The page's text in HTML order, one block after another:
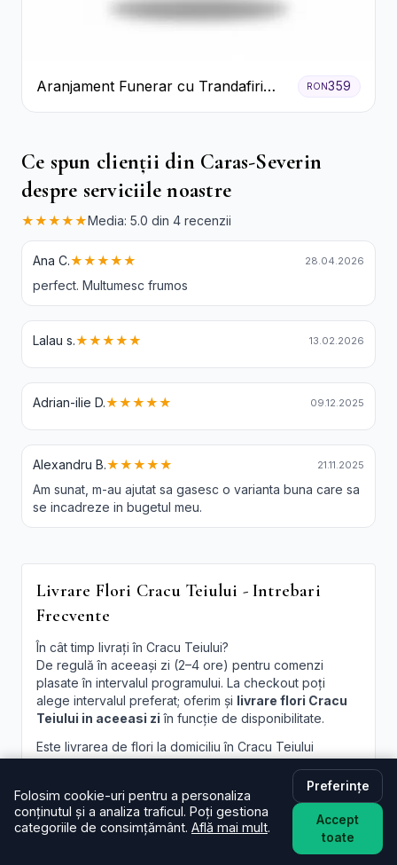
Aranjament Funerar cu Trandafiri
Albi Crizanteme Galbene și Crini
RON359
Ce spun clienții din Caras-Severin
despre serviciile noastre
★★★★★Media: 5.0 din 4 recenzii
Ana C.★★★★★ 28.04.2026
perfect. Multumesc frumos
Lalau s.★★★★★ 13.02.2026
Adrian-ilie D.★★★★★ 09.12.2025
Alexandru B.★★★★★ 21.11.2025
Am sunat, m-au ajutat sa gasesc o varianta buna care sa
se incadreze in bugetul meu.
Livrare Flori Cracu Teiului - Intrebari
Frecvente
În cât timp livrați în Cracu Teiului?
De regulă în aceeași zi (2–4 ore) pentru comenzi
plasate în intervalul programului. La checkout poți
alege intervalul preferat; oferim și livrare flori Cracu
Teiului in aceeasi zi în funcție de disponibilitate.
Este livrarea de flori la domiciliu în Cracu Teiului
Da, în majoritatea cazurilor livrăm și sâmbăta. În
perioade aglomerate pot exista sloturi limitate, afișate
la finalizare.
Pot programa livrarea pentru o oră anume în Cracu
Folosim cookie-uri pentru a personaliza
conținutul și a analiza traficul. Poți gestiona
categoriile de consimțământ. Află mai mult.
Preferințe
Accept
toate